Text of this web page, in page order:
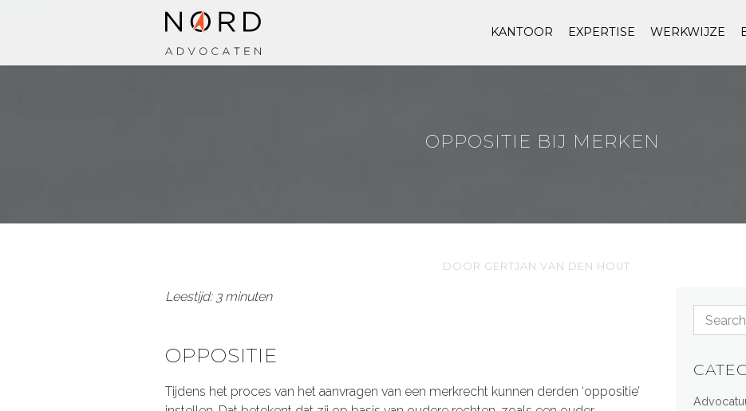
KANTOOR EXPERTISE WERKWIJZE
OPPOSITIE BIJ MERKEN
DOOR GERTJAN VAN DEN HOUT
Leestijd: 3 minuten
OPPOSITIE
Tijdens het proces van het aanvragen van een merkrecht kunnen derden ‘oppositie’